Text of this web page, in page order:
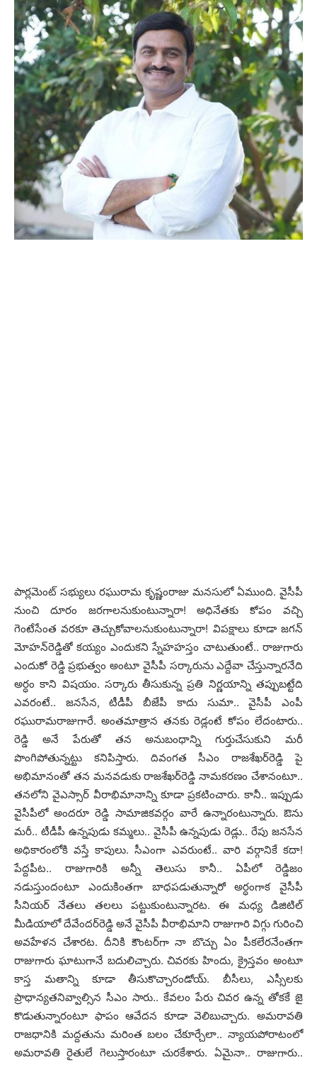
పార్ల‌మెంట్ స‌భ్యులు ర‌ఘురామ కృష్ణంరాజు మ‌న‌సులో ఏముంది. వైసీపీ
నుంచి దూరం జ‌ర‌గాల‌నుకుంటున్నారా! అధినేత‌కు కోపం వ‌చ్చి
గెంటేసేంత వ‌ర‌కూ తెచ్చుకోవాల‌నుకుంటున్నారా! విప‌క్షాలు కూడా జ‌గ‌న్
మోహ‌న్‌రెడ్డితో క‌య్యం ఎందుకని స్నేహ‌హ‌స్తం చాటుతుంటే.. రాజుగారు
ఎందుకో రెడ్డి ప్ర‌భుత్వం అంటూ వైసీపీ స‌ర్కారును ఎద్దేవా చేస్తున్నార‌నేది
అర్ధం కాని విష‌యం. స‌ర్కారు తీసుకున్న ప్ర‌తి నిర్ణ‌యాన్ని త‌ప్పుబ‌ట్టేది
ఎవ‌రంటే.. జ‌న‌సేన, టీడీపీ బీజేపీ కాదు సుమా.. వైసీపీ ఎంపీ
ర‌ఘురామ‌రాజుగారే. అంత‌మాత్రాన త‌న‌కు రెడ్లంటే కోపం లేదంటారు..
రెడ్డి అనే పేరుతో త‌న అనుబంధాన్ని గుర్తుచేసుకుని మ‌రీ
పొంగిపోతున్న‌ట్టు క‌నిపిస్తారు. దివంగ‌త సీఎం రాజశేఖ‌ర్‌రెడ్డి పై
అభిమానంతో త‌న మ‌న‌వ‌డుకు రాజ‌శేఖ‌ర్‌రెడ్డి నామ‌క‌ర‌ణం చేశానంటూ..
త‌న‌లోని వైఎస్సార్ వీరాభిమానాన్ని కూడా ప్ర‌క‌టించారు. కానీ.. ఇప్పుడు
వైసీపీలో అంద‌రూ రెడ్డి సామాజిక‌వ‌ర్గం వారే ఉన్నారంటున్నారు. ఔను
మ‌రీ.. టీడీపీ ఉన్న‌పుడు క‌మ్మ‌లు.. వైసీపీ ఉన్న‌పుడు రెడ్లు.. రేపు జ‌న‌సేన
అధికారంలోకి వ‌స్తే కాపులు. సీఎంగా ఎవ‌రుంటే.. వారి వ‌ర్గానికే క‌దా!
పేద్ద‌పీట‌.. రాజుగారికి అన్నీ తెలుసు కానీ.. ఏపీలో రెడ్డిజం
న‌డుస్తుందంటూ ఎందుకింత‌గా బాధ‌ప‌డుతున్నారో అర్ధంగాక వైసీపీ
సీనియ‌ర్ నేత‌లు త‌ల‌లు ప‌ట్టుకుంటున్నారట‌. ఈ మ‌ధ్య డిజిటిల్
మీడియాలో దేవేంద‌ర్‌రెడ్డి అనే వైసీపీ వీరాభిమాని రాజుగారి విగ్గు గురించి
అవ‌హేళ‌న చేశార‌ట‌. దీనికి కౌంట‌ర్‌గా నా బొచ్చు ఏం పీక‌లేర‌నేంత‌గా
రాజుగారు ఘాటుగానే బ‌దులిచ్చారు. చివ‌ర‌కు హిందు, క్రైస్త‌వం అంటూ
కాస్త మ‌తాన్ని కూడా తీసుకొచ్చారండోయ్‌. బీసీలు, ఎస్సీల‌కు
ప్రాధాన్య‌త‌నివ్వాల్సిన సీఎం సారు.. కేవ‌లం పేరు చివ‌ర ఉన్న తోక‌కే జై
కొడుతున్నారంటూ ఫాపం ఆవేదన కూడా వెలిబుచ్చారు. అమ‌రావ‌తి
రాజ‌ధానికి మ‌ద్ద‌తును మ‌రింత బ‌లం చేకూర్చేలా.. న్యాయ‌పోరాటంలో
అమ‌రావ‌తి రైతులే గెలుస్తారంటూ చుర‌కేశారు. ఏమైనా.. రాజుగారు..